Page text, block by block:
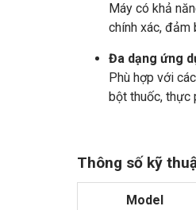
Máy có khả
chính xác,
Đa dạng ứng
Phù hợp với
bột thuốc, thực
Thông số kỹ
Model